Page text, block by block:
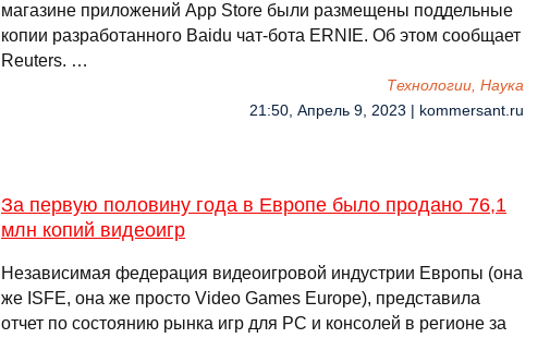
магазине приложений App Store были размещены поддельные
копии разработанного Baidu чат-бота ERNIE. Об этом сообщает
Reuters. …
Технологии, Наука
21:50, Апрель 9, 2023 | kommersant.ru
За первую половину года в Европе было продано 76,1
млн копий видеоигр
Независимая федерация видеоигровой индустрии Европы (она
же ISFE, она же просто Video Games Europe), представила
отчет по состоянию рынка игр для PC и консолей в регионе за